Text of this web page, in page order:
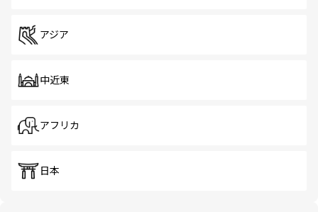
アジア
中近東
アフリカ
日本